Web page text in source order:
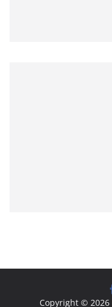
Copyright © 2026